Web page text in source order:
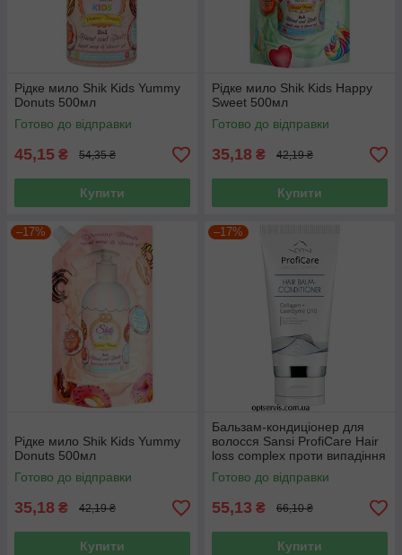
Рідке мило Shik Kids Yummy
Donuts 500мл
Готово до відправки
45,15 ₴ 54,35 ₴
Купити
Рідке мило Shik Kids Happy
Sweet 500мл
Готово до відправки
35,18 ₴ 42,19 ₴
Купити
–17%
Рідке мило Shik Kids Yummy
Donuts 500мл
Готово до відправки
35,18 ₴ 42,19 ₴
Купити
–17%
Бальзам-кондиціонер для
волосся Sansi ProfiCare Hair
loss complex проти випадіння
200 мл
Готово до відправки
55,13 ₴ 66,10 ₴
Купити